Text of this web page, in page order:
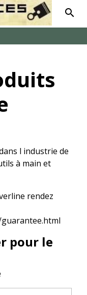
search
l industrie de
à main et
rendez
pour le